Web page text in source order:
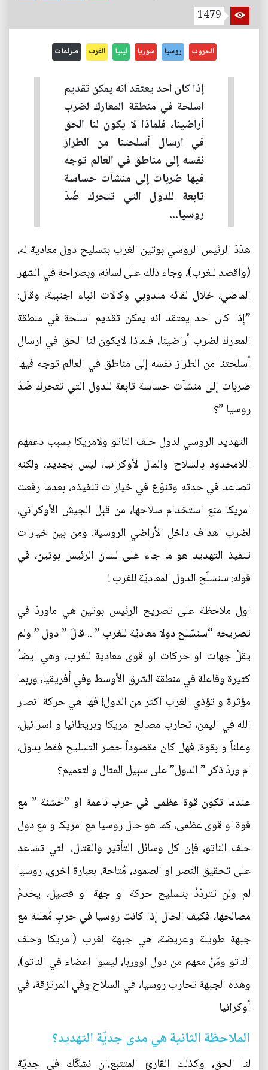
1479
الحروب روسيا سوريا ليبيا الغرب صراعات
إذا كان احد يعتقد انه يمكن تقديم
اسلحة في منطقة المعارك لضرب
أراضينا، فلماذا لا يكون لنا الحق
في ارسال أسلحتنا من الطراز
نفسه إلى مناطق في العالم توجه
فيها ضربات إلى منشآت حساسة
تابعة للدول التي تتحرك ضّدَ
روسيا...
هدّدَ الرئيس الروسي بوتين الغرب بتسليح دول معادية له،
(واقصد للغرب)، وجاء ذلك على لسانه، وبصراحة في الشهر
الماضي، خلال لقائه مندوبي وكالات انباء اجنبية، وقال:
”إذا كان احد يعتقد انه يمكن تقديم اسلحة في منطقة
المعارك لضرب أراضينا، فلماذا لايكون لنا الحق في ارسال
أسلحتنا من الطراز نفسه إلى مناطق في العالم توجه فيها
ضربات إلى منشآت حساسة تابعة للدول التي تتحرك ضّدَ
روسيا ”؟
التهديد الروسي لدول حلف الناتو ولامريكا بسبب دعمهم
اللامحدود بالسلاح والمال لأوكرانيا، ليس بجديد، ولكنه
تصاعد في حدته وتنوّع في خيارات تنفيذه، بعدما رفعت
امريكا منع استخدام سلاحها، من قبل الجيش الأوكراني،
لضرب اهداف داخل الأراضي الروسية. ومن بين خيارات
تنفيذ التهديد هو ما جاء على لسان الرئيس بوتين، في
قوله: سنسلّح الدول المعاديّة للغرب !
اول ملاحظة على تصريح الرئيس بوتين هي ماوردَ في
تصريحه “سنسّلح دولا معاديّة للغرب ” .. قالَ ” دول ” ولم
يقلْ جهات او حركات او قوى معادية للغرب، وهي ايضاً
كثيرة وفاعلة في منطقة الشرق الأوسط وفي أفريقيا، وربما
مؤثرة و تؤذي الغرب اكثر من الدول! فها هي حركة انصار
الله في اليمن، تحارب مصالح امريكا وبريطانيا و اسرائيل،
وعلناً و بقوة. فهل كان مقصوداً حصر التسليح فقط بدول،
ام وردَ ذكر ” الدول” على سبيل المثال والتعميم؟
عندما تكون قوة عظمى في حرب ناعمة او ”خشنة ” مع
قوة او قوى عظمى، كما هو حال روسيا مع امريكا و مع دول
حلف الناتو، فإن كل وسائل التأثير والقتال، التي تساعد
على تحقيق النصر او الصمود، مُتاحة. بعبارة اخرى، روسيا
لم ولن تتردّدْ بتسليح حركة او جهة او فصيل، يخدمُ
مصالحها، فكيف الحال إذا كانت روسيا في حربٍ مُعلنة مع
جبهة طويلة وعريضة، هي جبهة الغرب (امريكا وحلف
الناتو ومَنْ معهم من دول اووربا، ليسوا اعضاء في الناتو)،
وهذه الجبهة تحارب روسيا، في السلاح وفي المرتزقة، في
أوكرانيا
الملاحظة الثانية هي مدى جديّة التهديد؟
لنا الحق، وكذلك القارئ المتتبع،ان نشكّك في جديّة